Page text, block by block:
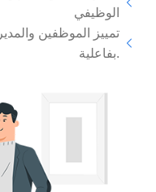
الوظيفي
تمييز الموظفين
بفاعلية.